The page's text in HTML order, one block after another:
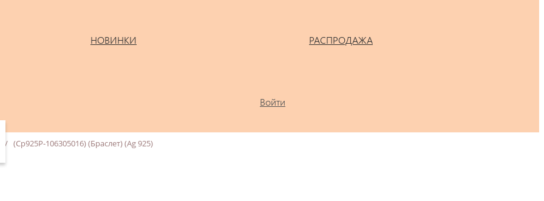
НОВИНКИ РАСПРОДАЖА
Войти
/ (Ср925Р-106305016) (Браслет) (Ag 925)